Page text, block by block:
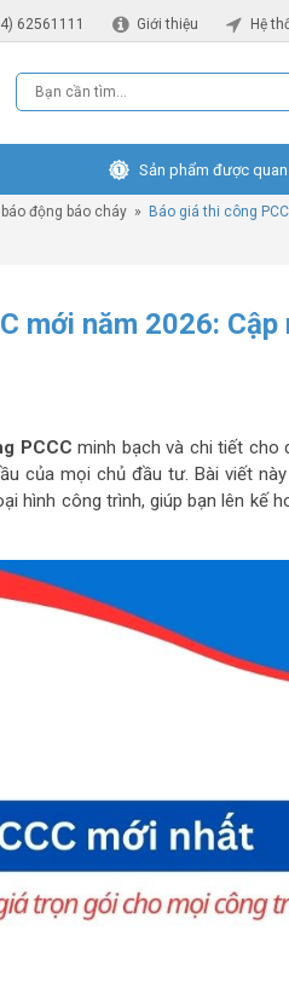
62561111 Giới thiệu Hệ
Sản phẩm được
báo động báo cháy » Báo giá thi công
mới năm 2026:
PCCC minh bạch và chi tiết cho
của mọi chủ đầu tư. Bài viết
hình công trình, giúp bạn lên kế